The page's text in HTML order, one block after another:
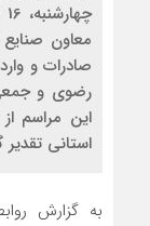
معاون
صادرات و
رضوی و جمعی
استانی تقدیر
به گزارش